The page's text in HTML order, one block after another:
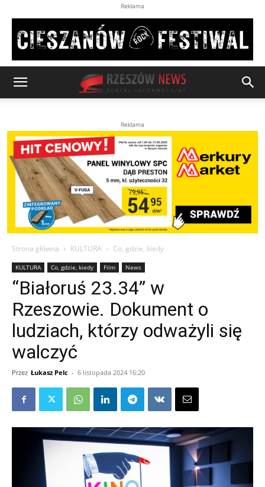
Reklama
Reklama
Strona główna KULTURA Co, gdzie, kiedy
KULTURA Co, gdzie, kiedy Film News
“Białoruś 23.34” w
Rzeszowie. Dokument o
ludziach, którzy odważyli się
walczyć
Przez Łukasz Pelc - 6 listopada 2024 16:20